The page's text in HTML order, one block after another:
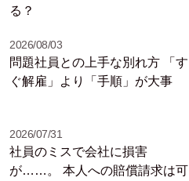
る？
2026/08/03
問題社員との上手な別れ方 「す
ぐ解雇」より「手順」が大事
2026/07/31
社員のミスで会社に損害
が……。 本人への賠償請求は可